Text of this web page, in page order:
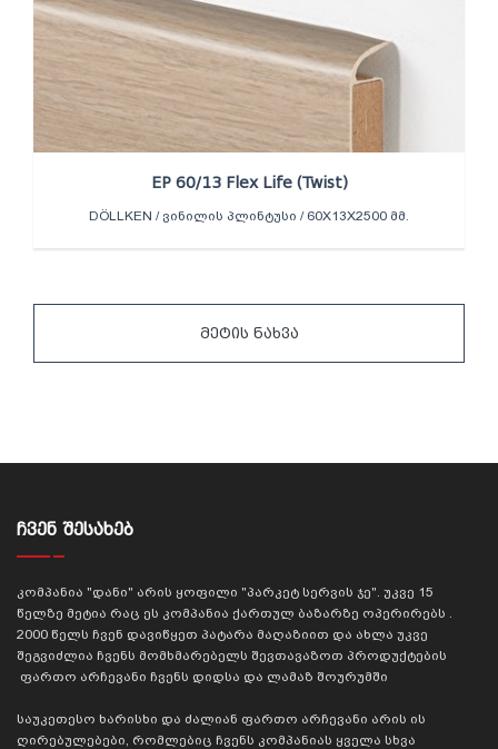
EP 60/13 Flex Life (Twist)
DÖLLKEN / ᲕᲘᲜᲘᲚᲘᲡ ᲞᲚᲘᲜᲢᲣᲡᲘ / 60X13X2500 ᲛᲛ.
მეტის ნახვა
ᲩᲕᲔᲜ ᲨᲔᲡᲐᲮᲔᲑ
კომპანია "დანი" არის ყოფილი "პარკეტ სერვის ჯე". უკვე 15
წელზე მეტია რაც ეს კომპანია ქართულ ბაზარზე ოპერირებს .
2000 წელს ჩვენ დავიწყეთ პატარა მაღაზიით და ახლა უკვე
შეგვიძლია ჩვენს მომხმარებელს შევთავაზოთ პროდუქტების
ფართო არჩევანი ჩვენს დიდსა და ლამაზ შოურუმში
საუკეთესო ხარისხი და ძალიან ფართო არჩევანი არის ის
ღირებულებები, რომლებიც ჩვენს კომპანიას ყველა სხვა